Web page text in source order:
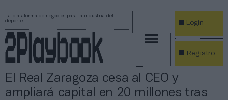
La plataforma de negocios para la industria del
deporte
Login
Registro
El Real Zaragoza cesa al CEO y
ampliará capital en 20 millones tras